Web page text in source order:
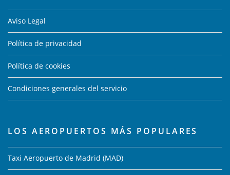
Aviso Legal
Política de privacidad
Política de cookies
Condiciones generales del servicio
LOS AEROPUERTOS MÁS POPULARES
Taxi Aeropuerto de Madrid (MAD)